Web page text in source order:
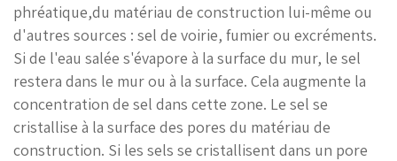
phréatique,du matériau de construction lui-même ou
d'autres sources : sel de voirie, fumier ou excréments.
Si de l'eau salée s'évapore à la surface du mur, le sel
restera dans le mur ou à la surface. Cela augmente la
concentration de sel dans cette zone. Le sel se
cristallise à la surface des pores du matériau de
construction. Si les sels se cristallisent dans un pore